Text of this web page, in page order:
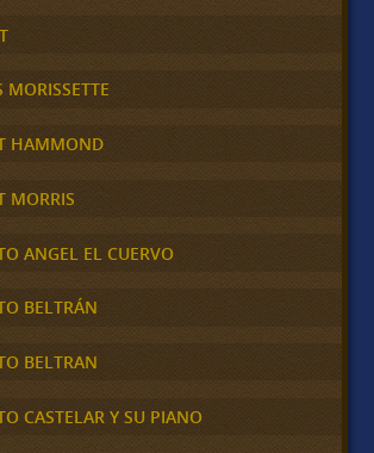
MORISSETTE
HAMMOND
MORRIS
ANGEL EL CUERVO
BELTRÁN
BELTRAN
CASTELAR Y SU PIANO